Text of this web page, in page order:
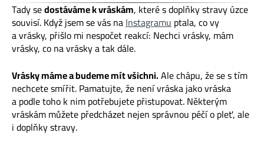
Tady sedostáváme k vráskám, které s doplňky stravy úzce
souvisí. Když jsem se vás naInstagramuptala, co vy
a vrásky, přišlo mi nespočet reakcí: Nechci vrásky, mám
vrásky, co na vrásky a tak dále.
Vrásky máme a budeme mít všichni.Ale chápu, že se s tím
nechcete smířit. Pamatujte, že není vráska jako vráska
a podle toho k nim potřebujete přistupovat. Některým
vráskám můžete předcházet nejen správnou péčí o pleť, ale
i doplňky stravy.